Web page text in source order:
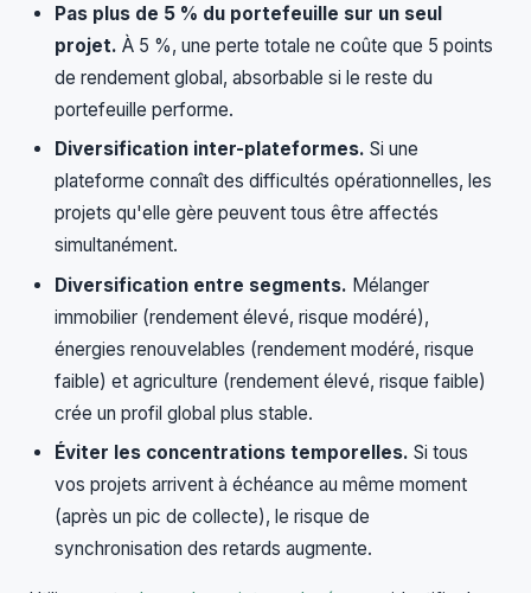
Pas plus de 5 % du portefeuille sur un seul
projet. À 5 %, une perte totale ne coûte que 5 points
de rendement global, absorbable si le reste du
portefeuille performe.
Diversification inter-plateformes. Si une
plateforme connaît des difficultés opérationnelles, les
projets qu'elle gère peuvent tous être affectés
simultanément.
Diversification entre segments. Mélanger
immobilier (rendement élevé, risque modéré),
énergies renouvelables (rendement modéré, risque
faible) et agriculture (rendement élevé, risque faible)
crée un profil global plus stable.
Éviter les concentrations temporelles. Si tous
vos projets arrivent à échéance au même moment
(après un pic de collecte), le risque de
synchronisation des retards augmente.